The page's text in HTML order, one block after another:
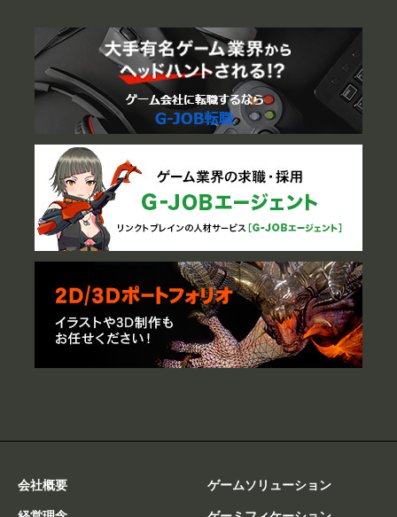
会社概要
ゲームソリューション